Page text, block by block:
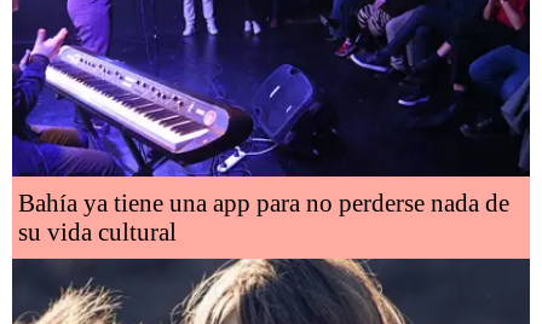
Bahía ya tiene una app para no perderse nada de
su vida cultural